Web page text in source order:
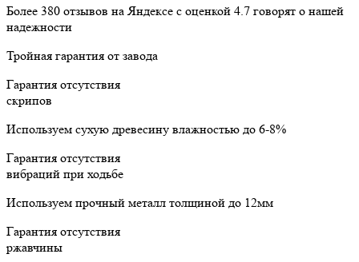
Более 380 отзывов на Яндексе с оценкой 4.7 говорят о нашей
надежности
Тройная гарантия от завода
Гарантия отсутствия
скрипов
Используем сухую древесину влажностью до 6-8%
Гарантия отсутствия
вибраций при ходьбе
Используем прочный металл толщиной до 12мм
Гарантия отсутствия
ржавчины